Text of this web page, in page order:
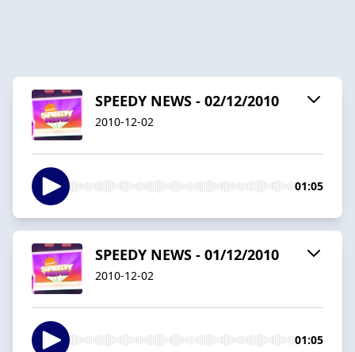
SPEEDY NEWS - 02/12/2010
2010-12-02
01:05
SPEEDY NEWS - 01/12/2010
2010-12-02
01:05